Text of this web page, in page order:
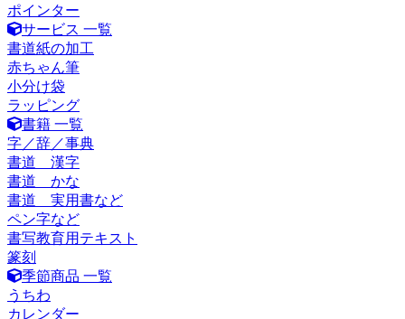
ポインター
サービス 一覧
書道紙の加工
赤ちゃん筆
小分け袋
ラッピング
書籍 一覧
字／辞／事典
書道 漢字
書道 かな
書道 実用書など
ペン字など
書写教育用テキスト
篆刻
季節商品 一覧
うちわ
カレンダー